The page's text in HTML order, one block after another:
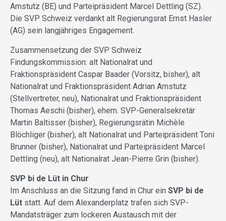
Amstutz (BE) und Parteipräsident Marcel Dettling (SZ).
Die SVP Schweiz verdankt alt Regierungsrat Ernst Hasler
(AG) sein langjähriges Engagement.
Zusammensetzung der SVP Schweiz
Findungskommission: alt Nationalrat und
Fraktionspräsident Caspar Baader (Vorsitz, bisher), alt
Nationalrat und Fraktionspräsident Adrian Amstutz
(Stellvertreter, neu), Nationalrat und Fraktionspräsident
Thomas Aeschi (bisher), ehem. SVP-Generalsekretär
Martin Baltisser (bisher), Regierungsrätin Michèle
Blöchliger (bisher), alt Nationalrat und Parteipräsident Toni
Brunner (bisher), Nationalrat und Parteipräsident Marcel
Dettling (neu), alt Nationalrat Jean-Pierre Grin (bisher).
SVP bi de Lüt in Chur
Im Anschluss an die Sitzung fand in Chur ein SVP bi de
Lüt statt. Auf dem Alexanderplatz trafen sich SVP-
Mandatsträger zum lockeren Austausch mit der